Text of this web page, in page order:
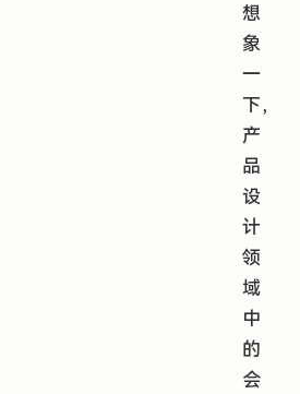
想
象
一
下，
产
品
设
计
领
域
中
的
会